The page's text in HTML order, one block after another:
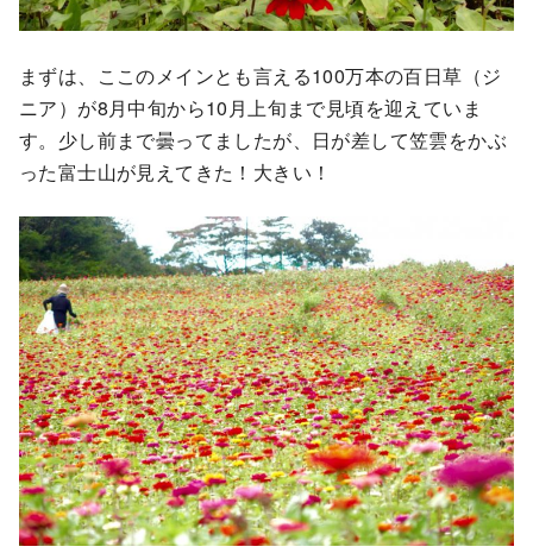
まずは、ここのメインとも言える100万本の百日草（ジ
ニア）が8月中旬から10月上旬まで見頃を迎えていま
す。少し前まで曇ってましたが、日が差して笠雲をかぶ
った富士山が見えてきた！大きい！